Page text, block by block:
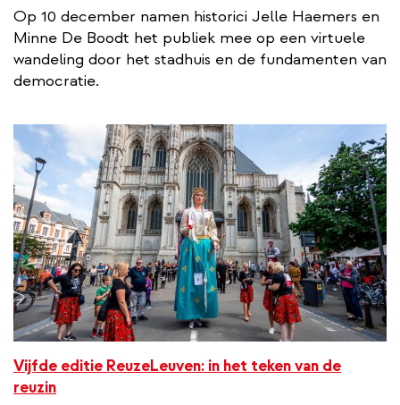
Op 10 december namen historici Jelle Haemers en
Minne De Boodt het publiek mee op een virtuele
wandeling door het stadhuis en de fundamenten van
democratie.
Vijfde editie ReuzeLeuven: in het teken van de
reuzin